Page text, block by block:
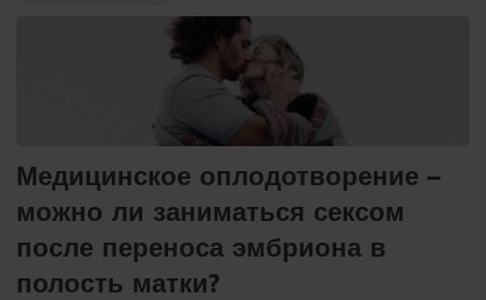
стремительные. Обычно до полной имплантации
эмбриона проходит около 10-12 дней, после чего
пациентка может пройти тест на беременность.
Медицинское оплодотворение –
можно ли заниматься сексом
после переноса эмбриона в
полость матки?